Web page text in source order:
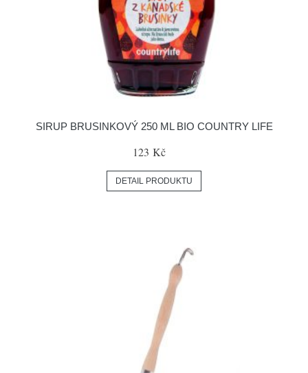
SIRUP BRUSINKOVÝ 250 ML BIO COUNTRY LIFE
123 Kč
DETAIL PRODUKTU